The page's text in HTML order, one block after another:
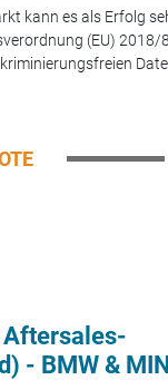
kann es als Erfolg
(EU) 2018/
- BMW &